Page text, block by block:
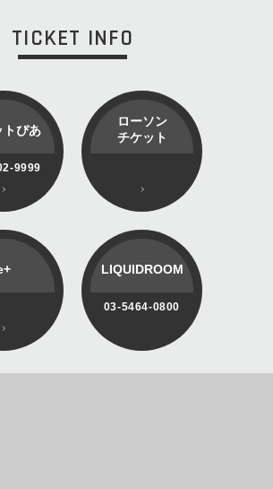
TICKET INFO
トぴあ
9999
ローソン
チケット
LIQUIDROOM
03-5464-0800